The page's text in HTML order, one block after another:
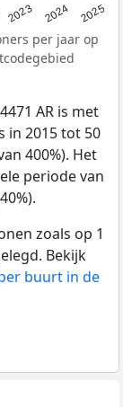
2023 2024 2025
per jaar op
AR is met
in 2015 tot 50
400%). Het
periode van
zoals op 1
Bekijk
buurt in de